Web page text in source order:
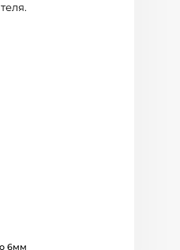
6мм